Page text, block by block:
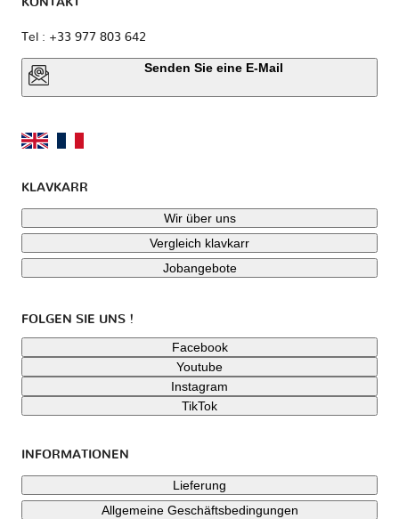
KONTAKT
Tel : +33 977 803 642
Senden Sie eine E-Mail
KLAVKARR
Wir über uns
Vergleich klavkarr
Jobangebote
FOLGEN SIE UNS !
Facebook
Youtube
Instagram
TikTok
INFORMATIONEN
Lieferung
Allgemeine Geschäftsbedingungen